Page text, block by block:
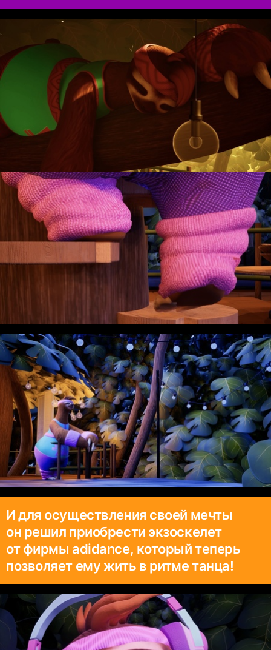
И для осуществления своей мечты
он решил приобрести экзоскелет
от фирмы adidance, который теперь
позволяет ему жить в ритме танца!